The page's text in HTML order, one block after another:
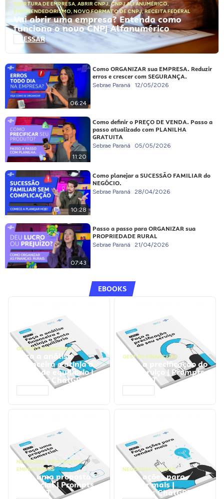
ABERTURA DE EMPRESA, ABRIR CNPJ,CNPJ ALFANUMÉRICO,
EMPREENDEDORISMO, NOVO FORMATO DE CNPJ,RECEITA FEDERAL
Vai abrir uma empresa? Entenda como
funciona o novo CNPJ Alfanumérico
ACESSAR
06:24
Como ORGANIZAR sua EMPRESA. Reduzir
erros e crescer com SEGURANÇA.
Sebrae Paraná 12/05/2026
11:20
Como definir o PREÇO DE VENDA. Passo a
passo atualizado com PLANILHA
GRATUITA
Sebrae Paraná 05/05/2026
10:28
Como planejar a SUCESSÃO FAMILIAR do
NEGÓCIO.
Sebrae Paraná 28/04/2026
07:43
Passo a passo para ORGANIZAR sua
PROPRIEDADE RURAL
Sebrae Paraná 21/04/2026
EBOOKS
GESTÃO FINANCEIRA
Faça a análise
financeira e atinja o
ponto de equilíbrio |
Prompts ChatGPT
GESTÃO FINANCEIRA
Faça a precificação do
seu serviço | Prompts
ChatGPT
NEGÓCIOS, PROCESSOS
EMPRESARIAIS
Faça uma proposta
comercial | Prompts
ChatGPT
NEGÓCIOS, VENDAS
Faça ações para
vender mais |
Prompts ChatGPT